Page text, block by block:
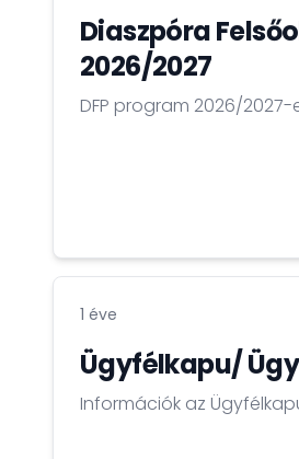
Diaszpóra
2026/2027
DFP program 2026/
1 éve
Ügyfélkapu/
Információk az